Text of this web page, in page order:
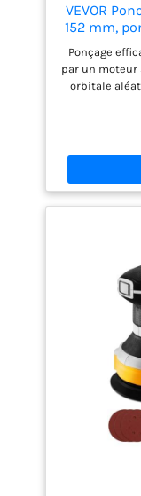
VEVOR
152 mm,
sans
20
Ponçage
par un moteur
orbitale
bruit, une
vie. Avec
un grand
des
sur divers
ponceuse
verre de
s'attaquant
que le bois,
la peinture,
avec 6
tr/min, notre
à chaque
travailliez
un
ponçage à
matériau,